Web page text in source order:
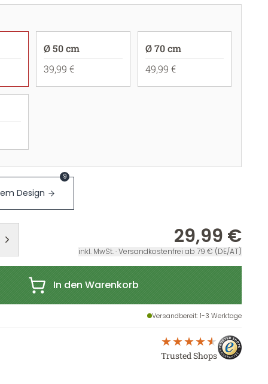
Ø 50 cm
39,99 €
Ø 70 cm
49,99 €
Design
9
29,99 €
inkl. MwSt. · Versandkostenfrei ab 79 € (DE/AT)
In den Warenkorb
Versandbereit: 1-3 Werktage
Trusted Shops